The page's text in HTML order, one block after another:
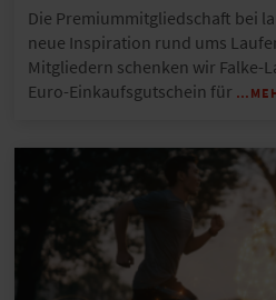
Die Premiummitgliedschaft bei
neue Inspiration rund ums
Mitgliedern schenken wir Falke-
Euro-Einkaufsgutschein für